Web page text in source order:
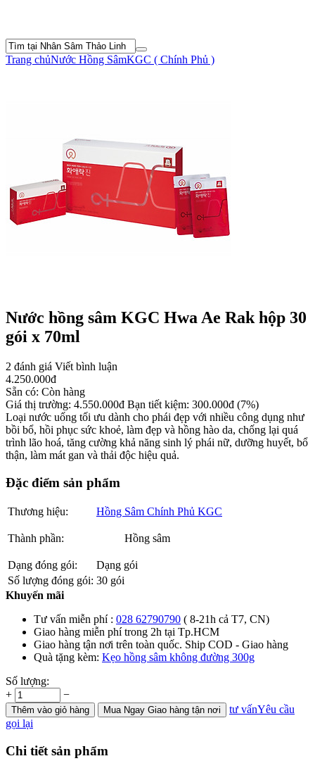
Trang chủNước Hồng SâmKGC ( Chính Phủ )
Nước hồng sâm KGC Hwa Ae Rak hộp 30
gói x 70ml
2 đánh giá Viết bình luận
4.250.000đ
Sẵn có: Còn hàng
Giá thị trường: 4.550.000đ Bạn tiết kiệm: 300.000đ (7%)
Loại nước uống tối ưu dành cho phái đẹp với nhiều công dụng như
bồi bổ, hồi phục sức khoẻ, làm đẹp và hồng hào da, chống lại quá
trình lão hoá, tăng cường khả năng sinh lý phái nữ, dưỡng huyết, bổ
thận, làm mát gan và thải độc hiệu quả.
Đặc điểm sản phẩm
Thương hiệu: Hồng Sâm Chính Phủ KGC
Thành phần: Hồng sâm
Dạng đóng gói:
Dạng gói
Số lượng đóng gói: 30 gói
Khuyến mãi
Tư vấn miễn phí : 028 62790790 ( 8-21h cả T7, CN)
Giao hàng miễn phí trong 2h tại Tp.HCM
Giao hàng tận nơi trên toàn quốc. Ship COD - Giao hàng
Quà tặng kèm: Kẹo hồng sâm không đường 300g
Số lượng:
+
−
Thêm vào giỏ hàng Mua Ngay Giao hàng tận nơi tư vấnYêu cầu
gọi lại
Chi tiết sản phẩm